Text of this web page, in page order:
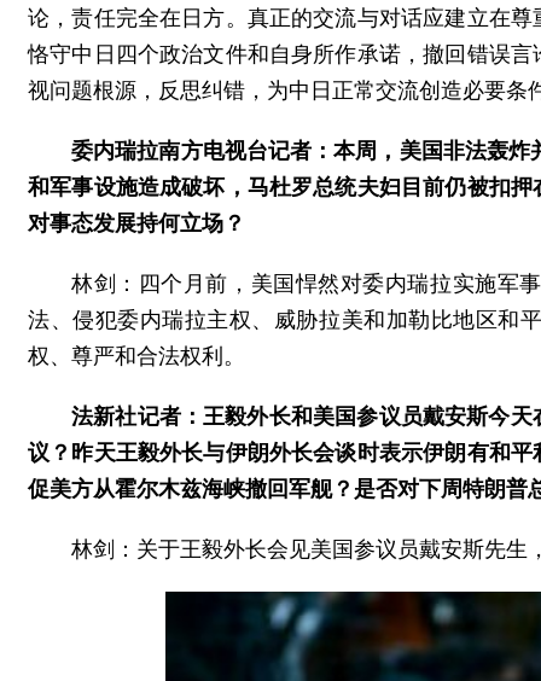
论，责任完全在日方。真正的交流与对话应建立在
恪守中日四个政治文件和自身所作承诺，撤回错误
视问题根源，反思纠错，为中日正常交流创造必要条
委内瑞拉南方电视台记者：本周，美国非法轰
和军事设施造成破坏，马杜罗总统夫妇目前仍被扣
对事态发展持何立场？
林剑：四个月前，美国悍然对委内瑞拉实施军
法、侵犯委内瑞拉主权、威胁拉美和加勒比地区和
权、尊严和合法权利。
法新社记者：王毅外长和美国参议员戴安斯今
议？昨天王毅外长与伊朗外长会谈时表示伊朗有和
促美方从霍尔木兹海峡撤回军舰？是否对下周特朗普
林剑：关于王毅外长会见美国参议员戴安斯先